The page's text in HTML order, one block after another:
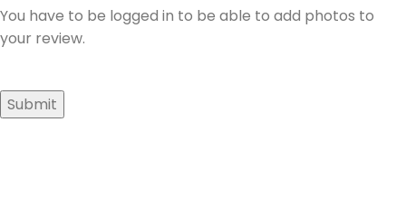
You have to be logged in to be able to add photos to
your review.